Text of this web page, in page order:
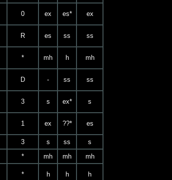
0 ex es* ex
R es ss ss
* mh h mh
D - ss ss
3 s ex* s
1 ex ??* es
3 s ss
s
* mh mh mh
* h h h